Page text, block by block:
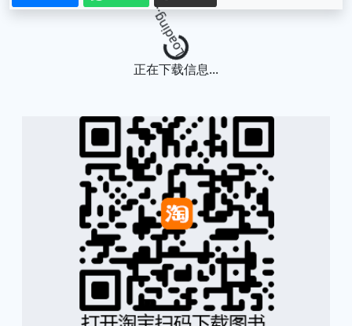
Loading...
正在下载信息...